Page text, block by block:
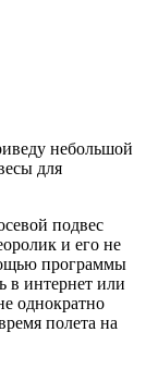
небольшой
для
подвес
и его не
программы
в интернет или
однократно
полета на